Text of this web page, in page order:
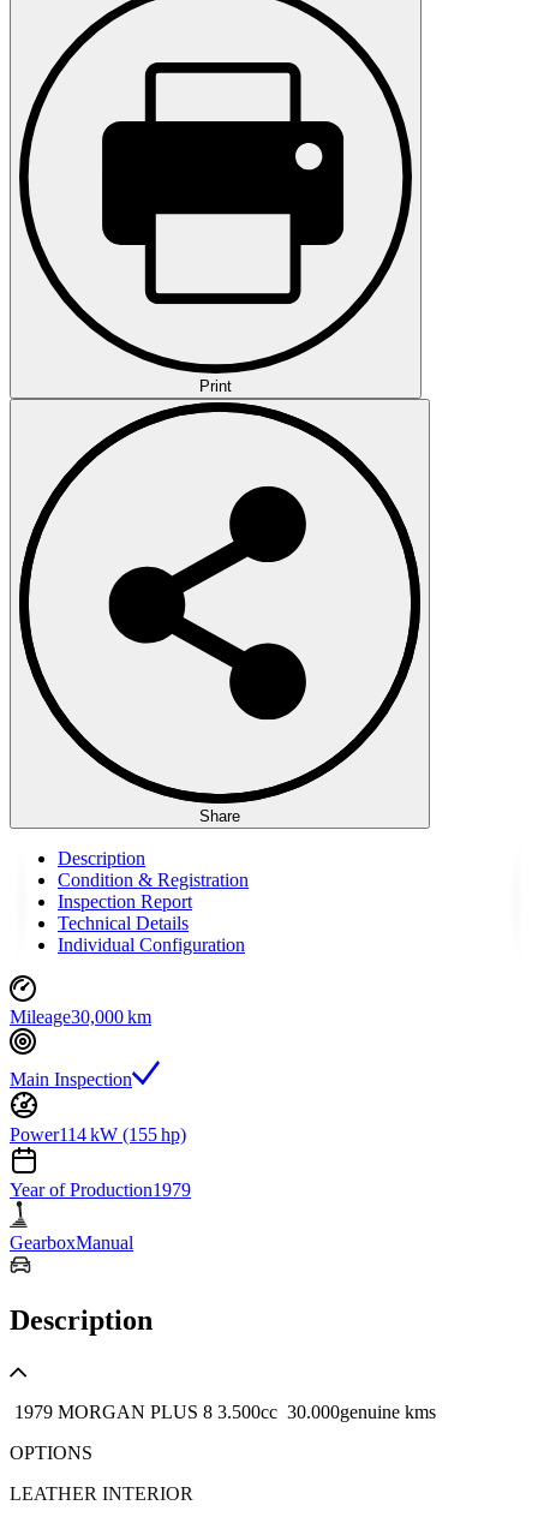
Print
Share
Description
Condition & Registration
Inspection Report
Technical Details
Individual Configuration
Mileage30,000 km
Main Inspection
Power114 kW (155 hp)
Year of Production1979
GearboxManual
Description
1979 MORGAN PLUS 8 3.500cc 30.000genuine kms
OPTIONS
LEATHER INTERIOR